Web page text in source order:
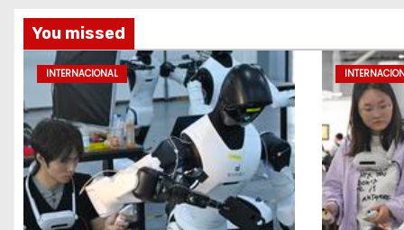
You missed
INTERNACIONAL